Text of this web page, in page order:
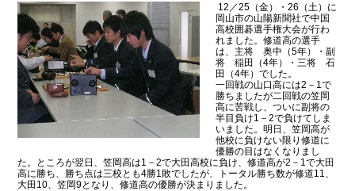
12／25（金）・26（土）に
岡山市の山陽新聞社で中国
高校囲碁選手権大会が行わ
れました。修道高の選手
は、主将 奥中（5年）・副
将 稲田（4年）・三将 石
田（4年）でした。
一回戦の山口高には2－1で
勝ちましたが二回戦の笠岡
高に苦戦し、ついに副将の
半目負け1－2で負けてしま
いました。明日、笠岡高が
他校に負けない限り修道に
優勝の目はなくなりまし
た。ところが翌日、笠岡高は1－2で大田高校に負け、修道高が2－1で大田
高に勝ち、勝ち点は三校とも4勝1敗でしたが、トータル勝ち数が修道11、
大田10、笠岡9となり、修道高の優勝が決まりました。